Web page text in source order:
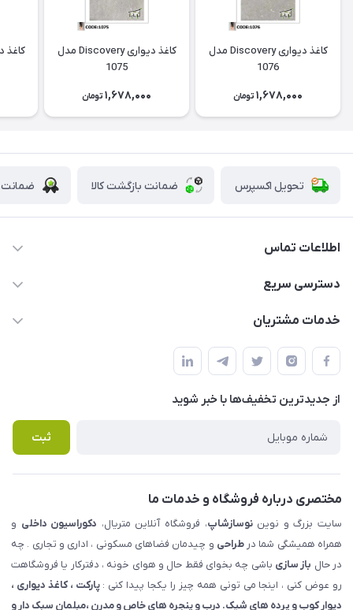
کاغذ دیواری Discovery مدل
1076
1,678,000 تومان
کاغذ دیواری Discovery مدل
1075
1,678,000 تومان
تحویل اکسپرس ضمانت بازگشت کالا ضمانت
اطلاعات تماس
09123855612
املاک مدنی - نوساز شاپ
دسترسی سریع
حساب کاربری
لیست محصولات
درباره ما
خدمات مشتریان
قوانین و مقررات
حریم خصوصی
راهنما
پرسش های متداول
از جدید‌ترین تخفیف‌ها با‌ خبر شوید
ثبت
مختصری درباره فروشگاه و خدمات ما
سایت بزرگ و نویننوسازشاپ، فروشگاه آنلاین متریال، دکوراسیون داخلی و
همراه همیشگی شما درطراحی و چیدمان فضاهای مسکونی ، اداری و تجاری . چه
در حال باز سازی باشی چه بخوای فقط حال و هوای خونه ، دفترکار یا فروشگاهت
رو عوض کنی ، اینجا می تونی همه چیز را یکجا پیدا کنی :پارکت ، کاغذ دیواری ،
دیوار کوب و پرده های شیک. درب و پنجره های خاص و مدرن ،مبلمان سبک دار و